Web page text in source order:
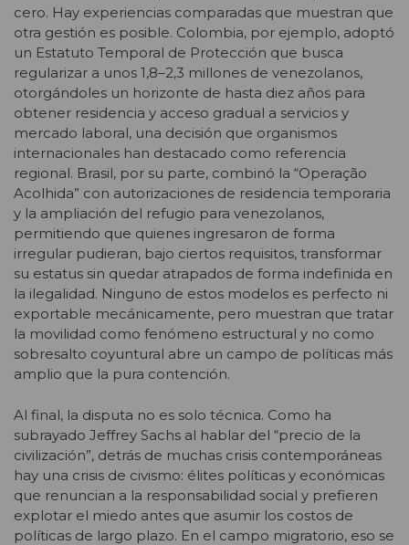
cero. Hay experiencias comparadas que muestran que
otra gestión es posible. Colombia, por ejemplo, adoptó
un Estatuto Temporal de Protección que busca
regularizar a unos 1,8–2,3 millones de venezolanos,
otorgándoles un horizonte de hasta diez años para
obtener residencia y acceso gradual a servicios y
mercado laboral, una decisión que organismos
internacionales han destacado como referencia
regional. Brasil, por su parte, combinó la “Operação
Acolhida” con autorizaciones de residencia temporaria
y la ampliación del refugio para venezolanos,
permitiendo que quienes ingresaron de forma
irregular pudieran, bajo ciertos requisitos, transformar
su estatus sin quedar atrapados de forma indefinida en
la ilegalidad. Ninguno de estos modelos es perfecto ni
exportable mecánicamente, pero muestran que tratar
la movilidad como fenómeno estructural y no como
sobresalto coyuntural abre un campo de políticas más
amplio que la pura contención.
Al final, la disputa no es solo técnica. Como ha
subrayado Jeffrey Sachs al hablar del “precio de la
civilización”, detrás de muchas crisis contemporáneas
hay una crisis de civismo: élites políticas y económicas
que renuncian a la responsabilidad social y prefieren
explotar el miedo antes que asumir los costos de
políticas de largo plazo. En el campo migratorio, eso se